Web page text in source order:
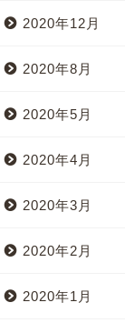
2020年12月
2020年8月
2020年5月
2020年4月
2020年3月
2020年2月
2020年1月